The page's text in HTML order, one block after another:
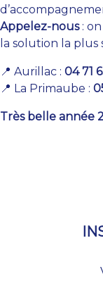
Appelez-nous: on
la solution la plus
📍 Aurillac : 04 71
📍 La Primaube :
Très belle année